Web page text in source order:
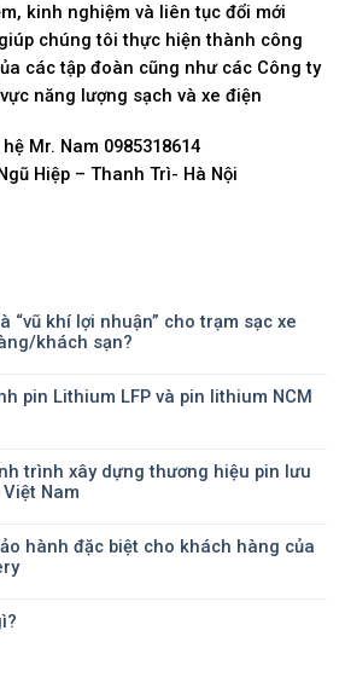
kinh nghiệm và liên tục đổi mới
chúng tôi thực hiện thành công
các tập đoàn cũng như các Công ty
năng lượng sạch và xe điện
Mr. Nam 0985318614
Hiệp – Thanh Trì- Hà Nội
“vũ khí lợi nhuận” cho trạm sạc xe
khách sạn?
pin Lithium LFP và pin lithium NCM
trình xây dựng thương hiệu pin lưu
Nam
hành đặc biệt cho khách hàng của